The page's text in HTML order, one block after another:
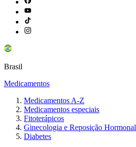
Brasil
Medicamentos
Medicamentos A-Z
Medicamentos especiais
Fitoterápicos
Ginecologia e Reposição Hormonal
Diabetes